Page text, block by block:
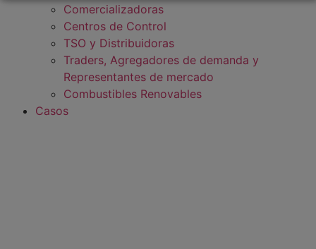
Comercializadoras
Centros de Control
TSO y Distribuidoras
Traders, Agregadores de demanda y
Representantes de mercado
Combustibles Renovables
Casos